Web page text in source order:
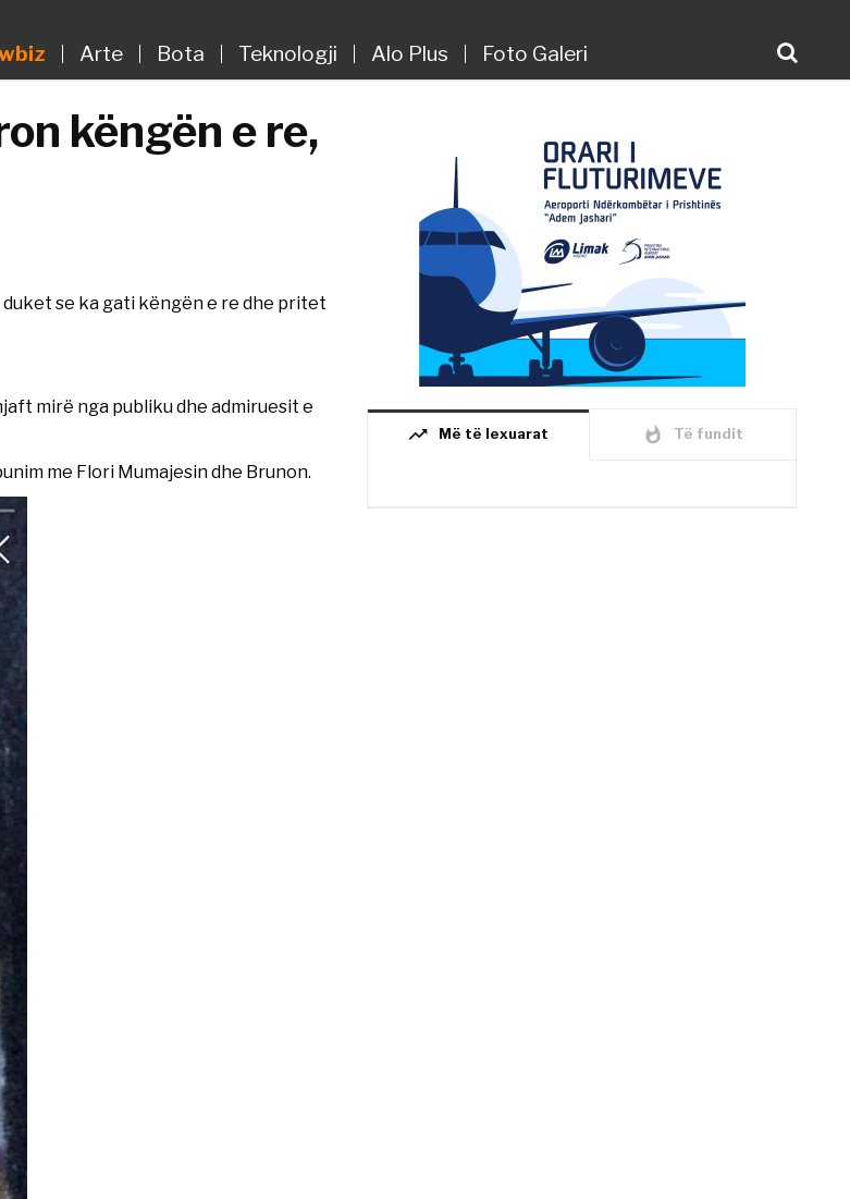
Arte Bota Teknologji Alo Plus Foto Galeri
këngën e re,
duket se ka gati këngën e re dhe pritet
mirë nga publiku dhe admiruesit e
me Flori Mumajesin dhe Brunon.
trending_up Më të lexuarat whatshot Të fundit